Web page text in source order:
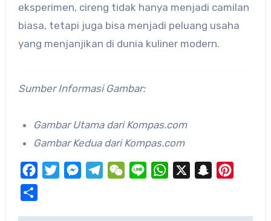
eksperimen, cireng tidak hanya menjadi camilan
biasa, tetapi juga bisa menjadi peluang usaha
yang menjanjikan di dunia kuliner modern.
Sumber Informasi Gambar:
Gambar Utama dari Kompas.com
Gambar Kedua dari Kompas.com
FacebookTwitterMessengerTelegramWeChat
Line WhatsApp Snapchat